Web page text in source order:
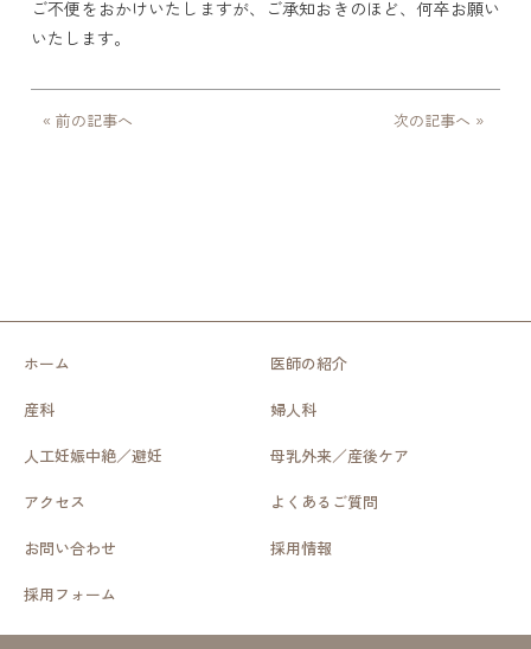
ご不便をおかけいたしますが、ご承知おきのほど、何卒お願い
いたします。
« 前の記事へ 次の記事へ »
ホーム 医師の紹介
産科 婦人科
人工妊娠中絶／避妊 母乳外来／産後ケア
アクセス よくあるご質問
お問い合わせ 採用情報
採用フォーム